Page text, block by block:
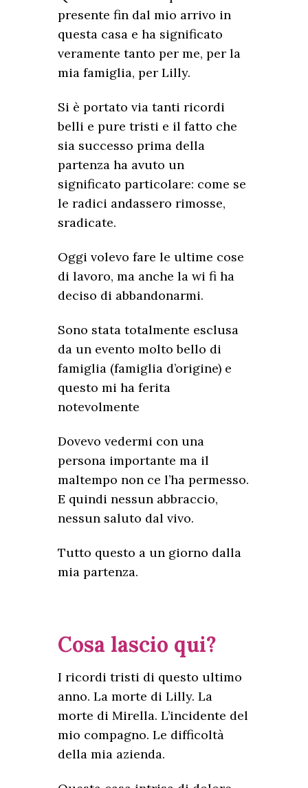
presente fin dal mio arrivo in
questa casa e ha significato
veramente tanto per me, per la
mia famiglia, per Lilly.
Si è portato via tanti ricordi
belli e pure tristi e il fatto che
sia successo prima della
partenza ha avuto un
significato particolare: come se
le radici andassero rimosse,
sradicate.
Oggi volevo fare le ultime cose
di lavoro, ma anche la wi fi ha
deciso di abbandonarmi.
Sono stata totalmente esclusa
da un evento molto bello di
famiglia (famiglia d’origine) e
questo mi ha ferita
notevolmente
Dovevo vedermi con una
persona importante ma il
maltempo non ce l’ha permesso.
E quindi nessun abbraccio,
nessun saluto dal vivo.
Tutto questo a un giorno dalla
mia partenza.
Cosa lascio qui?
I ricordi tristi di questo ultimo
anno. La morte di Lilly. La
morte di Mirella. L’incidente del
mio compagno. Le difficoltà
della mia azienda.